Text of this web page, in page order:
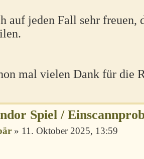
auf jeden Fall sehr freuen,
mal vielen Dank für die
Spiel /
» 11. Oktober 2025, 13:59